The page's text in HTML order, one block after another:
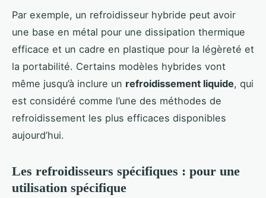
Par exemple, un refroidisseur hybride peut avoir
une base en métal pour une dissipation thermique
efficace et un cadre en plastique pour la légèreté et
la portabilité. Certains modèles hybrides vont
même jusqu’à inclure un refroidissement liquide, qui
est considéré comme l’une des méthodes de
refroidissement les plus efficaces disponibles
aujourd’hui.
Les refroidisseurs spécifiques : pour une
utilisation spécifique